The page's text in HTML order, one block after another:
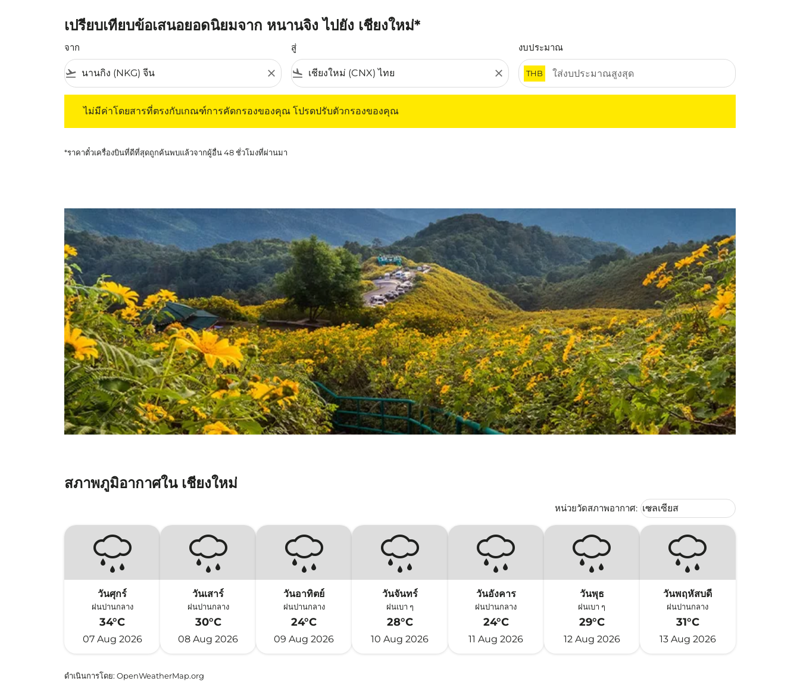
เปรียบเทียบข้อเสนอยอดนิยมจาก หนานจิง ไปยัง เชียงใหม่*
จาก
flight_takeoff close
สู่
flight_land close
งบประมาณ
THB
ไม่มีค่าโดยสารที่ตรงกับเกณฑ์การคัดกรองของคุณ โปรดปรับตัวกรองของคุณ
*ราคาตั๋วเครื่องบินที่ดีที่สุดถูกค้นพบแล้วจากผู้อื่น 48 ชั่วโมงที่ผ่านมา
สภาพภูมิอากาศใน เชียงใหม่
หน่วยวัดสภาพอากาศ: Weather unit option เซลเซียส
เซลเซียส
keyboard_arrow_down
วันศุกร์
ฝนปานกลาง
34°C
07 Aug 2026
วันเสาร์
ฝนปานกลาง
30°C
08 Aug 2026
วันอาทิตย์
ฝนปานกลาง
24°C
09 Aug 2026
วันจันทร์
ฝนเบา ๆ
28°C
10 Aug 2026
วันอังคาร
ฝนปานกลาง
24°C
11 Aug 2026
วันพุธ
ฝนเบา ๆ
29°C
12 Aug 2026
วันพฤหัสบดี
ฝนปานกลาง
31°C
13 Aug 2026
ดำเนินการโดย: OpenWeatherMap.org